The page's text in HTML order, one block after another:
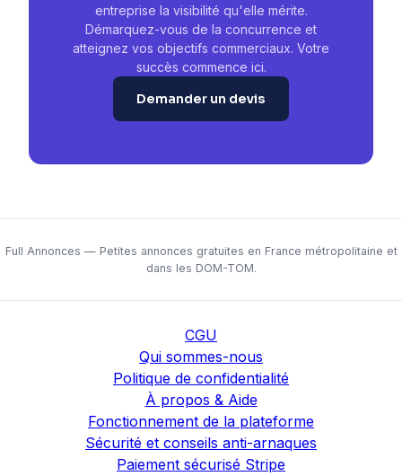
entreprise la visibilité qu'elle mérite.
Démarquez-vous de la concurrence et
atteignez vos objectifs commerciaux. Votre
succès commence ici.
Demander un devis
Full Annonces — Petites annonces gratuites en France métropolitaine et
dans les DOM-TOM.
CGU
Qui sommes-nous
Politique de confidentialité
À propos & Aide
Fonctionnement de la plateforme
Sécurité et conseils anti-arnaques
Paiement sécurisé Stripe